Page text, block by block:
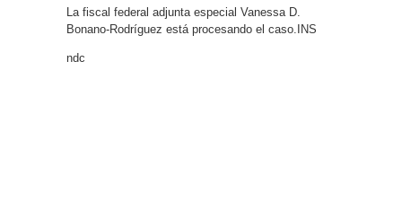
La fiscal federal adjunta especial Vanessa D.
Bonano-Rodríguez está procesando el caso.INS
ndc